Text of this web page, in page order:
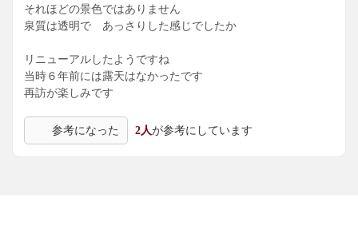
それほどの景色ではありません
泉質は透明で あっさりした感じでしたか
リニューアルしたようですね
当時６年前には露天はなかったです
再訪が楽しみです
参考になった 2人が参考にしています